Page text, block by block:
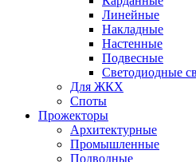
Линейные
Накладные
Настенные
Подвесные
Светодиодные
Для ЖКХ
Споты
Прожекторы
Архитектурные
Промышленные
Подводные